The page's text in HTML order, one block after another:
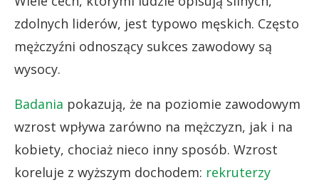
zdolnych liderów, jest typowo męskich. Często
mężczyźni odnoszący sukces zawodowy są
wysocy.
Badania pokazują, że na poziomie zawodowym
wzrost wpływa zarówno na mężczyzn, jak i na
kobiety, chociaż nieco inny sposób. Wzrost
koreluje z wyższym dochodem: rekruterzy